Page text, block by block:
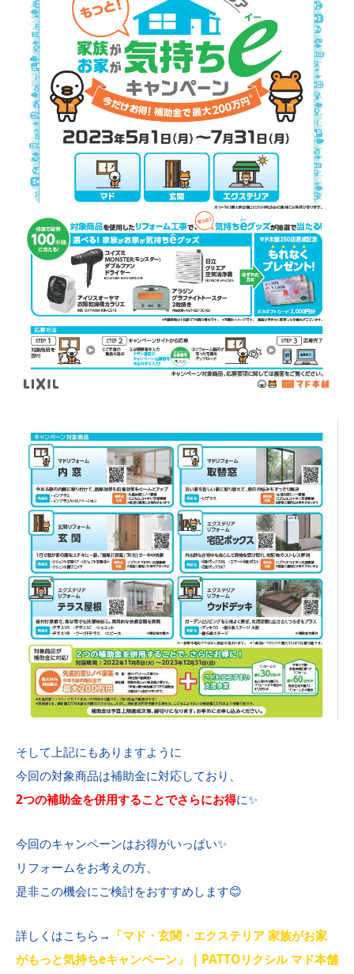
そして上記にもありますように
今回の対象商品は補助金に対応しており、
2つの補助金を併用することでさらにお得に✨
今回のキャンペーンはお得がいっぱい✨
リフォームをお考えの方、
是非この機会にご検討をおすすめします😊
詳しくはこちら→ 「マド・玄関・エクステリア 家族がお家
がもっと気持ちeキャンペーン」 | PATTOリクシル マド本舗